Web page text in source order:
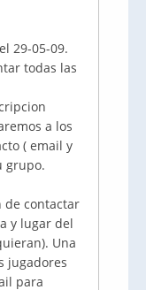
29-05-09.
todas las
a los
( email y
grupo.
de contactar
y lugar del
Una
jugadores
para